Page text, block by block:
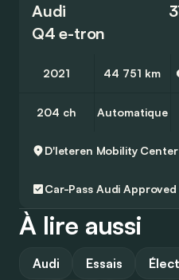
Audi
Q4 e-tron
2021 44 751 km
204 ch Automatique
Car-Pass Audi Approved
À lire aussi
Audi Essais